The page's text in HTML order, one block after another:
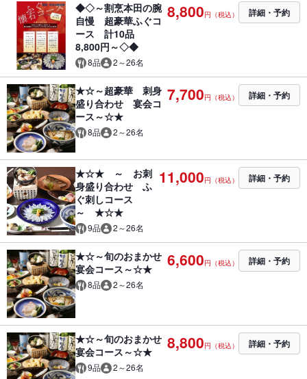
◆◇～割烹本田の腕
自慢 超豪華ふぐコ
ース 計10品
8,800円～◇◆
8品 2～26名
8,800円（税込） 詳細・予約
★☆～超豪華 刺身
盛り合わせ 宴会コ
ース～☆★
8品 2～26名
7,700円（税込） 詳細・予約
★☆★ ～ お刺
身盛り合わせ ふ
ぐ刺しコース
～ ★☆★
9品 2～26名
11,000円（税込） 詳細・予約
★☆～旬のおまかせ
宴会コース～☆★
8品 2～26名
6,600円（税込） 詳細・予約
★☆～旬のおまかせ
宴会コース～☆★
9品 2～26名
8,800円（税込） 詳細・予約